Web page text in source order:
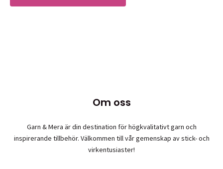
Om oss
Garn & Mera är din destination för högkvalitativt garn och
inspirerande tillbehör. Välkommen till vår gemenskap av stick- och
virkentusiaster!